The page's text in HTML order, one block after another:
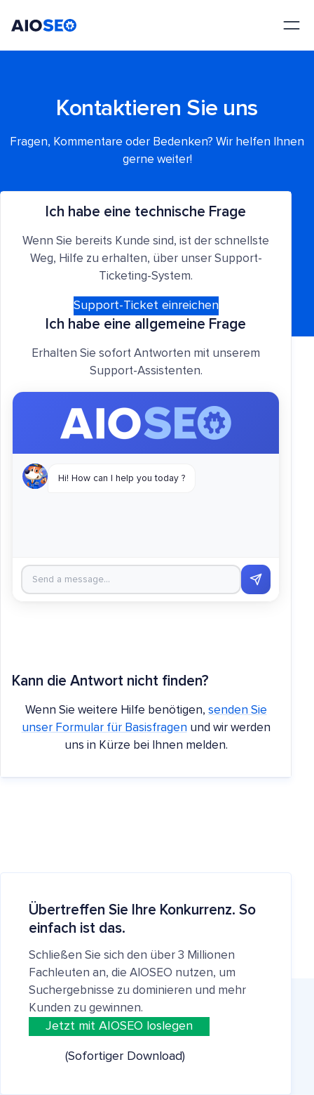
Kontaktieren Sie uns
Fragen, Kommentare oder Bedenken? Wir helfen Ihnen
gerne weiter!
Ich habe eine technische Frage
Wenn Sie bereits Kunde sind, ist der schnellste
Weg, Hilfe zu erhalten, über unser Support-
Ticketing-System.
Support-Ticket einreichen
Ich habe eine allgemeine Frage
Erhalten Sie sofort Antworten mit unserem
Support-Assistenten.
Kann die Antwort nicht finden?
Wenn Sie weitere Hilfe benötigen, senden Sie
unser Formular für Basisfragen und wir werden
uns in Kürze bei Ihnen melden.
Übertreffen Sie Ihre Konkurrenz. So
einfach ist das.
Schließen Sie sich den über 3 Millionen
Fachleuten an, die AIOSEO nutzen, um
Suchergebnisse zu dominieren und mehr
Kunden zu gewinnen.
Jetzt mit AIOSEO loslegen
(Sofortiger Download)